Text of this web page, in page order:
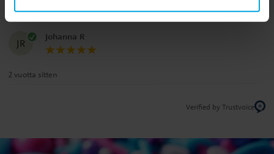
JR
Johanna R
2 vuotta sitten
Verified by Trustvoice